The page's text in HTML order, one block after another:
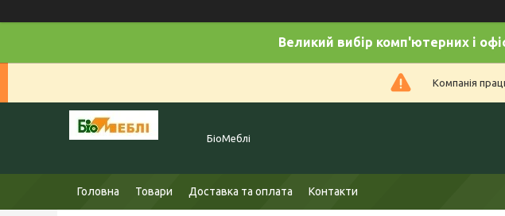
Великий вибір комп'ютерних і
Компанія
БіоМеблі
Головна Товари Доставка та оплата Контакти